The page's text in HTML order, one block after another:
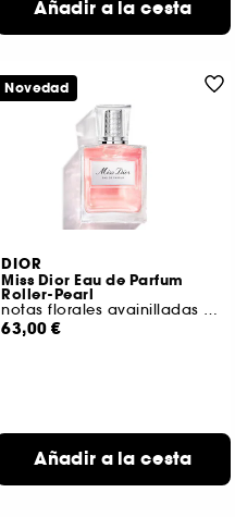
Añadir a la cesta
DIOR
Miss Dior Eau de Parfum
Roller-Pearl
notas florales avainilladas y sensuales
63,00 €
Añadir a la cesta
Novedad